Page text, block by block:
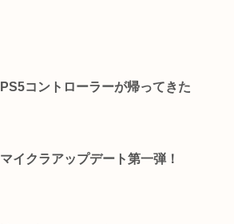
PS5コントローラーが帰ってきた
マイクラアップデート第一弾！